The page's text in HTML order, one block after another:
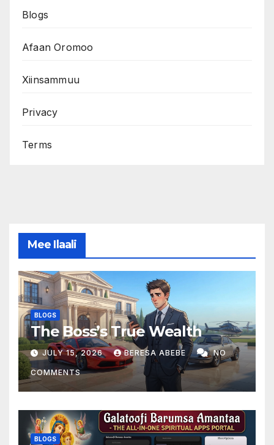
Blogs
Afaan Oromoo
Xiinsammuu
Privacy
Terms
Mee Ilaali
BLOGS
The Boss’s True Wealth
JULY 15, 2026 BERESA ABEBE NO
COMMENTS
BLOGS